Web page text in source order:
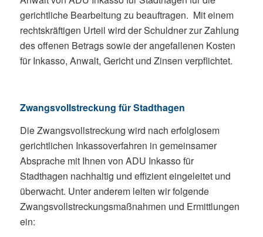
gerichtliche Bearbeitung zu beauftragen. Mit einem
rechtskräftigen Urteil wird der Schuldner zur Zahlung
des offenen Betrags sowie der angefallenen Kosten
für Inkasso, Anwalt, Gericht und Zinsen verpflichtet.
Zwangsvollstreckung für Stadthagen
Die Zwangsvollstreckung wird nach erfolglosem
gerichtlichen Inkassoverfahren in gemeinsamer
Absprache mit Ihnen von ADU Inkasso für
Stadthagen nachhaltig und effizient eingeleitet und
überwacht. Unter anderem leiten wir folgende
Zwangsvollstreckungsmaßnahmen und Ermittlungen
ein: